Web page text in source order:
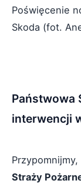
Poświęcenie
Skoda (fot.
Państwowa
interwencji
Przypomnijmy,
Straży